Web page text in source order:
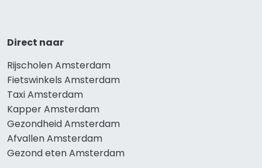
Direct naar
Rijscholen Amsterdam
Fietswinkels Amsterdam
Taxi Amsterdam
Kapper Amsterdam
Gezondheid Amsterdam
Afvallen Amsterdam
Gezond eten Amsterdam